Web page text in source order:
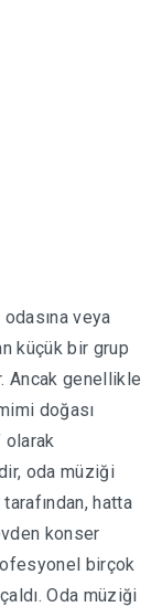
veya
küçük bir grup
Ancak genellikle
doğası
olarak
oda müziği
hatta
konser
birçok
Oda müziği